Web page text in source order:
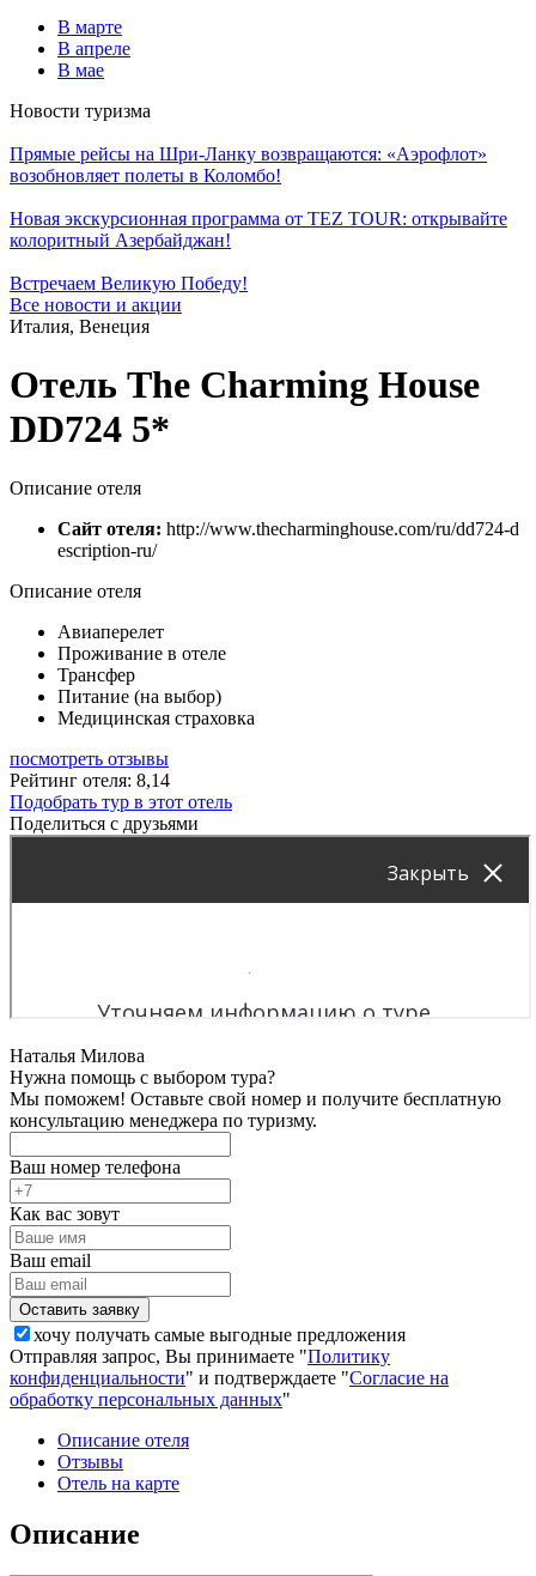
В марте
В апреле
В мае
Новости туризма
Прямые рейсы на Шри-Ланку возвращаются: «Аэрофлот»
возобновляет полеты в Коломбо!
Новая экскурсионная программа от TEZ TOUR: открывайте
колоритный Азербайджан!
Встречаем Великую Победу!
Все новости и акции
Италия, Венеция
Отель The Charming House
DD724 5*
Описание отеля
Сайт отеля: http://www.thecharminghouse.com/ru/dd724-d
escription-ru/
Описание отеля
Авиаперелет
Проживание в отеле
Трансфер
Питание (на выбор)
Медицинская страховка
посмотреть отзывы
Рейтинг отеля: 8,14
Подобрать тур в этот отель
Поделиться с друзьями
Наталья Милова
Нужна помощь с выбором тура?
Мы поможем! Оставьте свой номер и получите бесплатную
консультацию менеджера по туризму.
Ваш номер телефона
Как вас зовут
Ваш email
хочу получать самые выгодные предложения
Отправляя запрос, Вы принимаете "Политику
конфиденциальности" и подтверждаете "Согласие на
обработку персональных данных"
Описание отеля
Отзывы
Отель на карте
Описание